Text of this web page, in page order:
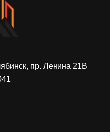
пр. Ленина 21В